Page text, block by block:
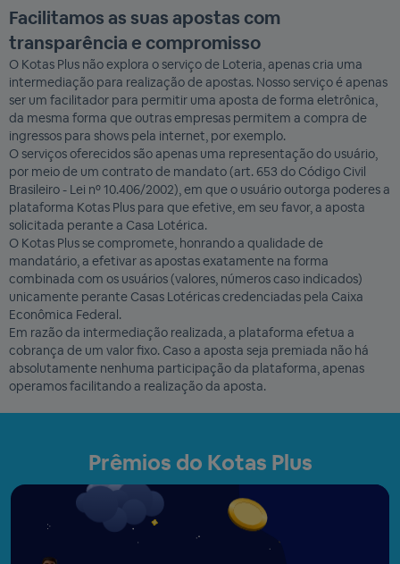
Facilitamos as suas apostas com
transparência e compromisso
O Kotas Plus não explora o serviço de Loteria, apenas cria uma
intermediação para realização de apostas. Nosso serviço é apenas
ser um facilitador para permitir uma aposta de forma eletrônica,
da mesma forma que outras empresas permitem a compra de
ingressos para shows pela internet, por exemplo.
O serviços oferecidos são apenas uma representação do usuário,
por meio de um contrato de mandato (art. 653 do Código Civil
Brasileiro - Lei nº 10.406/2002), em que o usuário outorga poderes a
plataforma Kotas Plus para que efetive, em seu favor, a aposta
solicitada perante a Casa Lotérica.
O Kotas Plus se compromete, honrando a qualidade de
mandatário, a efetivar as apostas exatamente na forma
combinada com os usuários (valores, números caso indicados)
unicamente perante Casas Lotéricas credenciadas pela Caixa
Econômica Federal.
Em razão da intermediação realizada, a plataforma efetua a
cobrança de um valor fixo. Caso a aposta seja premiada não há
absolutamente nenhuma participação da plataforma, apenas
operamos facilitando a realização da aposta.
Prêmios do Kotas Plus